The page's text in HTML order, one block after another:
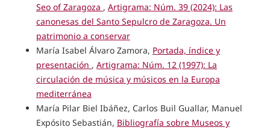
Seo of Zaragoza , Artigrama: Núm. 39 (2024): Las
canonesas del Santo Sepulcro de Zaragoza. Un
patrimonio a conservar
María Isabel Álvaro Zamora, Portada, índice y
presentación , Artigrama: Núm. 12 (1997): La
circulación de música y músicos en la Europa
mediterránea
María Pilar Biel Ibáñez, Carlos Buil Guallar, Manuel
Expósito Sebastián, Bibliografía sobre Museos y